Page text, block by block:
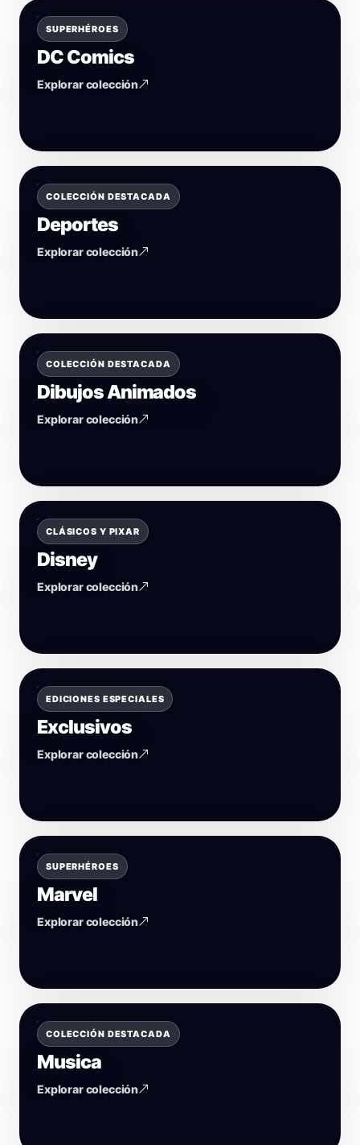
SUPERHÉROES
DC Comics
Explorar colección
COLECCIÓN DESTACADA
Deportes
Explorar colección
COLECCIÓN DESTACADA
Dibujos Animados
Explorar colección
CLÁSICOS Y PIXAR
Disney
Explorar colección
EDICIONES ESPECIALES
Exclusivos
Explorar colección
SUPERHÉROES
Marvel
Explorar colección
COLECCIÓN DESTACADA
Musica
Explorar colección